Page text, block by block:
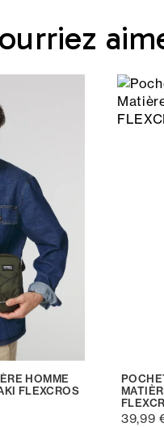
HOMME
FLEXCROS
39,99